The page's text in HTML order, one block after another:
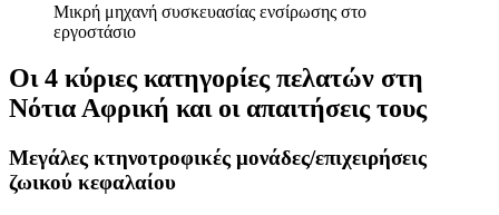
Μικρή μηχανή συσκευασίας ενσίρωσης στο
εργοστάσιο
Οι 4 κύριες κατηγορίες πελατών στη
Νότια Αφρική και οι απαιτήσεις τους
Μεγάλες κτηνοτροφικές μονάδες/επιχειρήσεις
ζωικού κεφαλαίου